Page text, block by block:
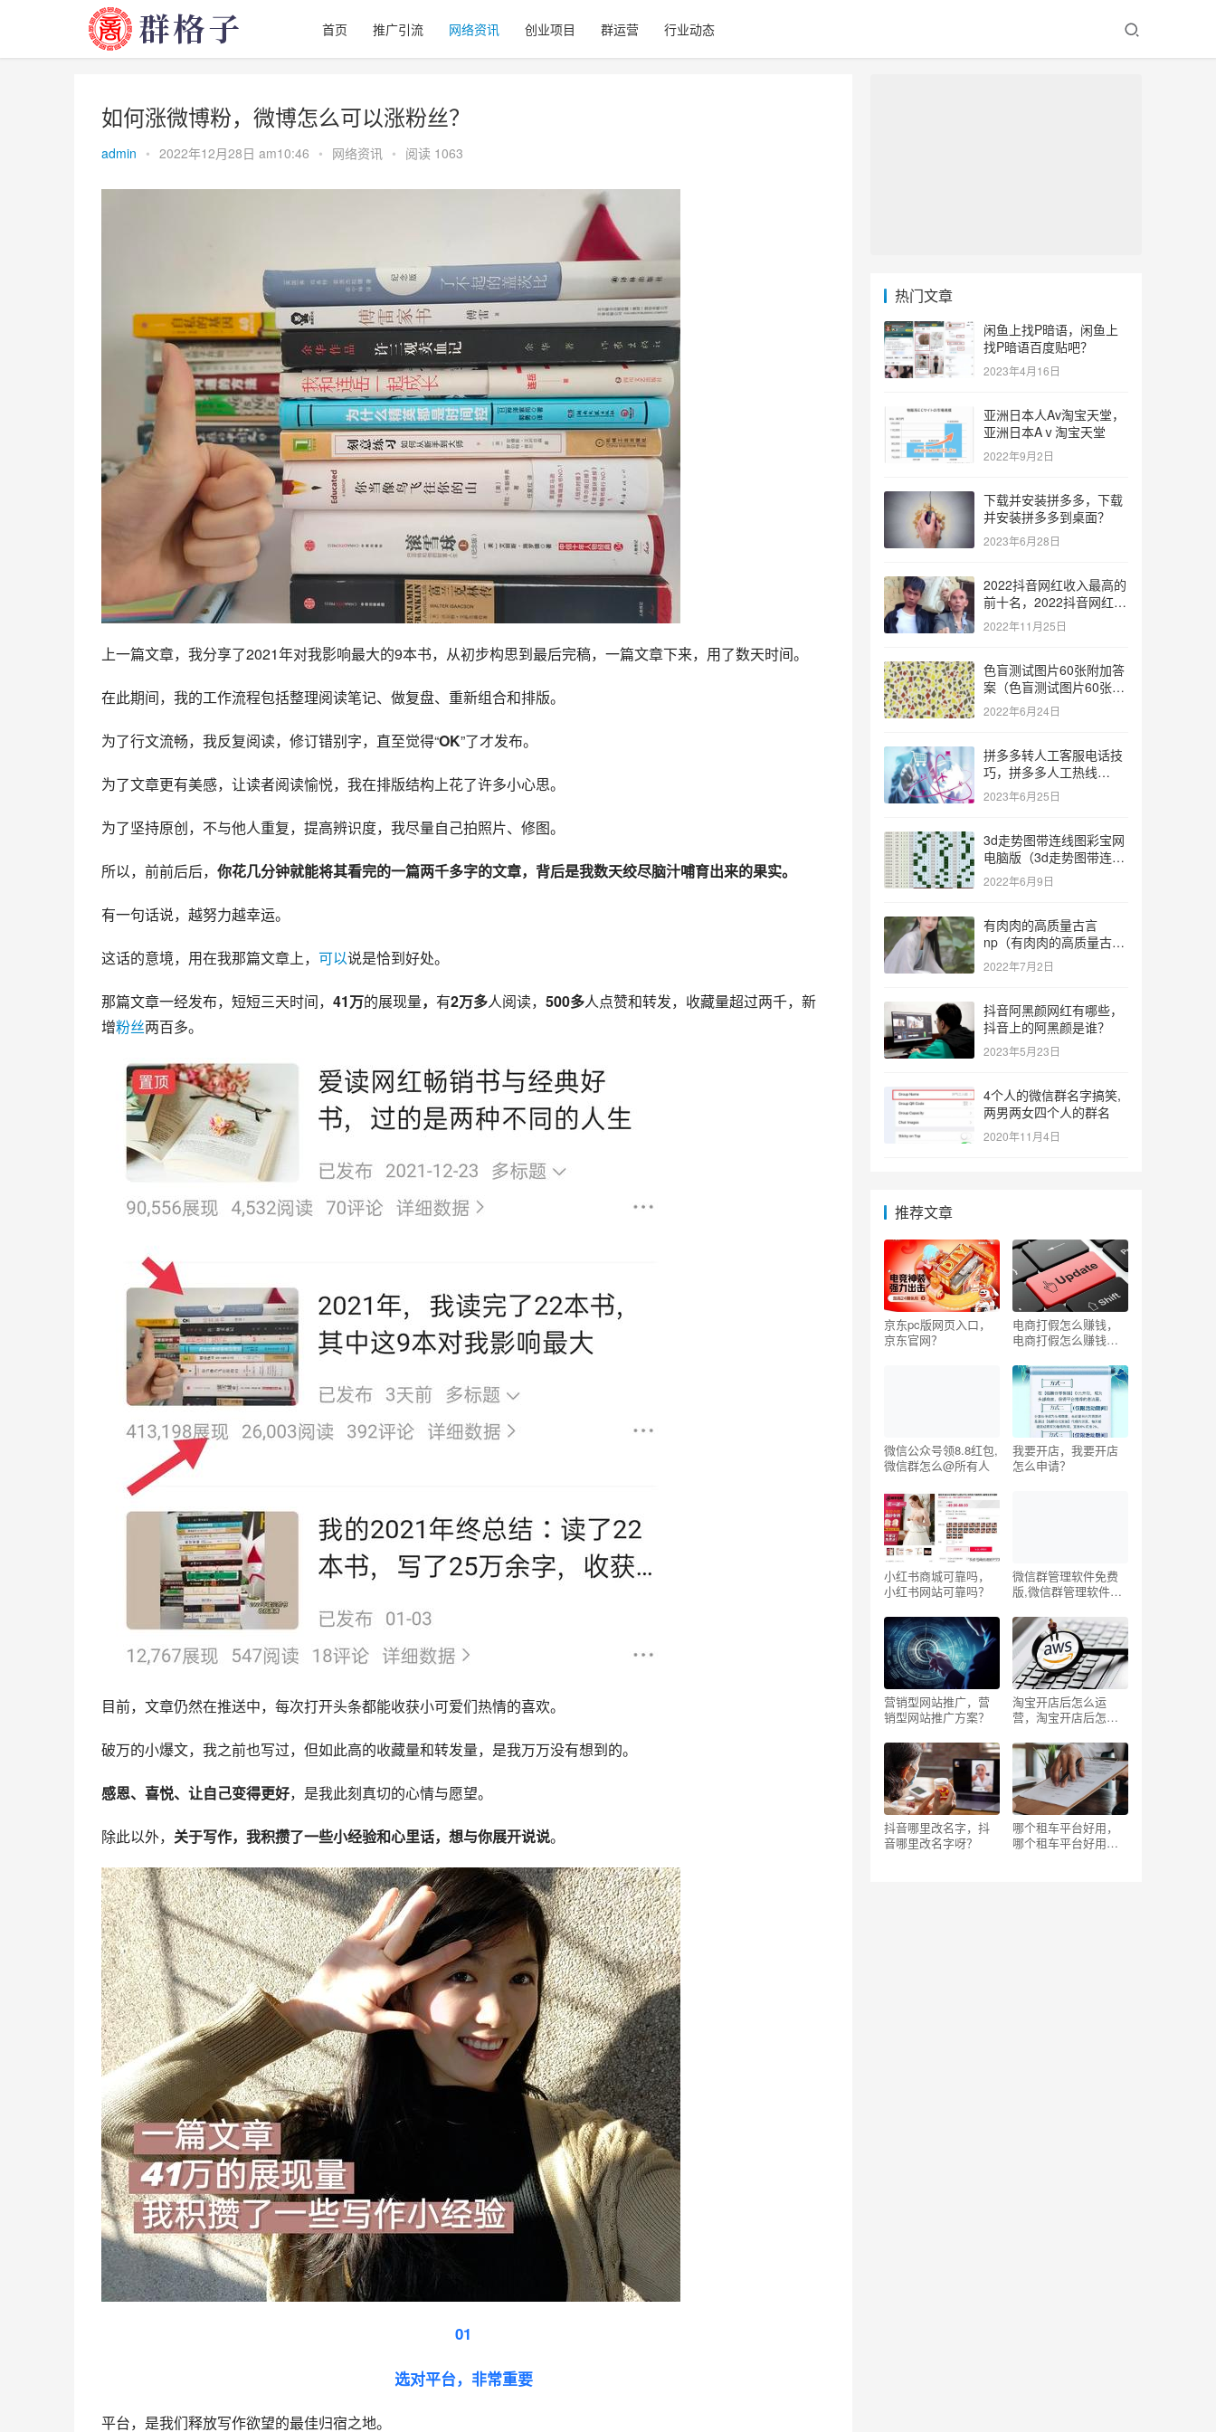
首页 推广引流 网络资讯 创业项目 群运营 行业动态
如何涨微博粉，微博怎么可以涨粉丝？
admin • 2022年12月28日 am10:46 • 网络资讯 • 阅读 1063
上一篇文章，我分享了2021年对我影响最大的9本书，从初步构思到最后完稿，一篇文章下来，用了数天时间。
在此期间，我的工作流程包括整理阅读笔记、做复盘、重新组合和排版。
为了行文流畅，我反复阅读，修订错别字，直至觉得“OK”了才发布。
为了文章更有美感，让读者阅读愉悦，我在排版结构上花了许多小心思。
为了坚持原创，不与他人重复，提高辨识度，我尽量自己拍照片、修图。
所以，前前后后， 你花几分钟就能将其看完的一篇两千多字的文章，背后是我数天绞尽脑汁哺育出来的果实。
有一句话说，越努力越幸运。
这话的意境，用在我那篇文章上， 可以说是恰到好处。
那篇文章一经发布，短短三天时间， 41万的展现量， 有2万多人阅读， 500多人点赞和转发，收藏量超过两千，新
增粉丝两百多。
目前，文章仍然在推送中，每次打开头条都能收获小可爱们热情的喜欢。
破万的小爆文，我之前也写过，但如此高的收藏量和转发量，是我万万没有想到的。
感恩、喜悦、让自己变得更好，是我此刻真切的心情与愿望。
除此以外， 关于写作，我积攒了一些小经验和心里话，想与你展开说说。
01
选对平台，非常重要
平台，是我们释放写作欲望的最佳归宿之地。
热门文章
闲鱼上找P暗语，闲鱼上
找P暗语百度贴吧？
2023年4月16日
亚洲日本人Av淘宝天堂，
亚洲日本Aⅴ淘宝天堂
2022年9月2日
下载并安装拼多多，下载
并安装拼多多到桌面？
2023年6月28日
2022抖音网红收入最高的
前十名，2022抖音网红收
入最高的前十名有哪些？
2022年11月25日
色盲测试图片60张附加答
案（色盲测试图片60张复
杂）
2022年6月24日
拼多多转人工客服电话技
巧，拼多多人工热线
9541344？
2023年6月25日
3d走势图带连线图彩宝网
电脑版（3d走势图带连线
图彩宝网手机版）
2022年6月9日
有肉肉的高质量古言
np（有肉肉的高质量古言
np推荐）
2022年7月2日
抖音阿黑颜网红有哪些，
抖音上的阿黑颜是谁？
2023年5月23日
4个人的微信群名字搞笑,
两男两女四个人的群名
2020年11月4日
推荐文章
京东pc版网页入口，
京东官网？
电商打假怎么赚钱，
电商打假怎么赚钱
微信公众号领8.8红包,
微信群怎么@所有人
我要开店，我要开店
怎么申请？
小红书商城可靠吗，
小红书网站可靠吗？
微信群管理软件免费
版,微信群管理软件哪
营销型网站推广，营
销型网站推广方案？
淘宝开店后怎么运
营，淘宝开店后怎么
抖音哪里改名字，抖
音哪里改名字呀？
哪个租车平台好用，
哪个租车平台好用不